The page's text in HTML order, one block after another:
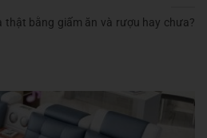
thật bằng giấm ăn và rượu hay chưa?